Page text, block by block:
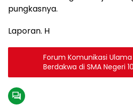
pungkasnya.
Laporan. H
Forum Komunikasi
Berdakwa di SMA Negeri